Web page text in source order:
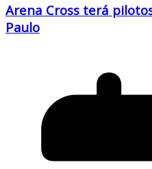
Arena Cross terá
Paulo